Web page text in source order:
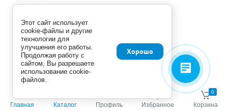
Магазины и контакты
Главная Каталог Профиль Избранное
0
Корзина
Этот сайт использует
cookie-файлы и другие
технологии для
улучшения его работы.
Продолжая работу с
сайтом, Вы разрешаете
использование cookie-
файлов.
Хорошо